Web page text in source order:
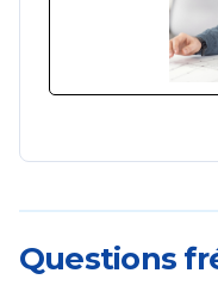
Questions